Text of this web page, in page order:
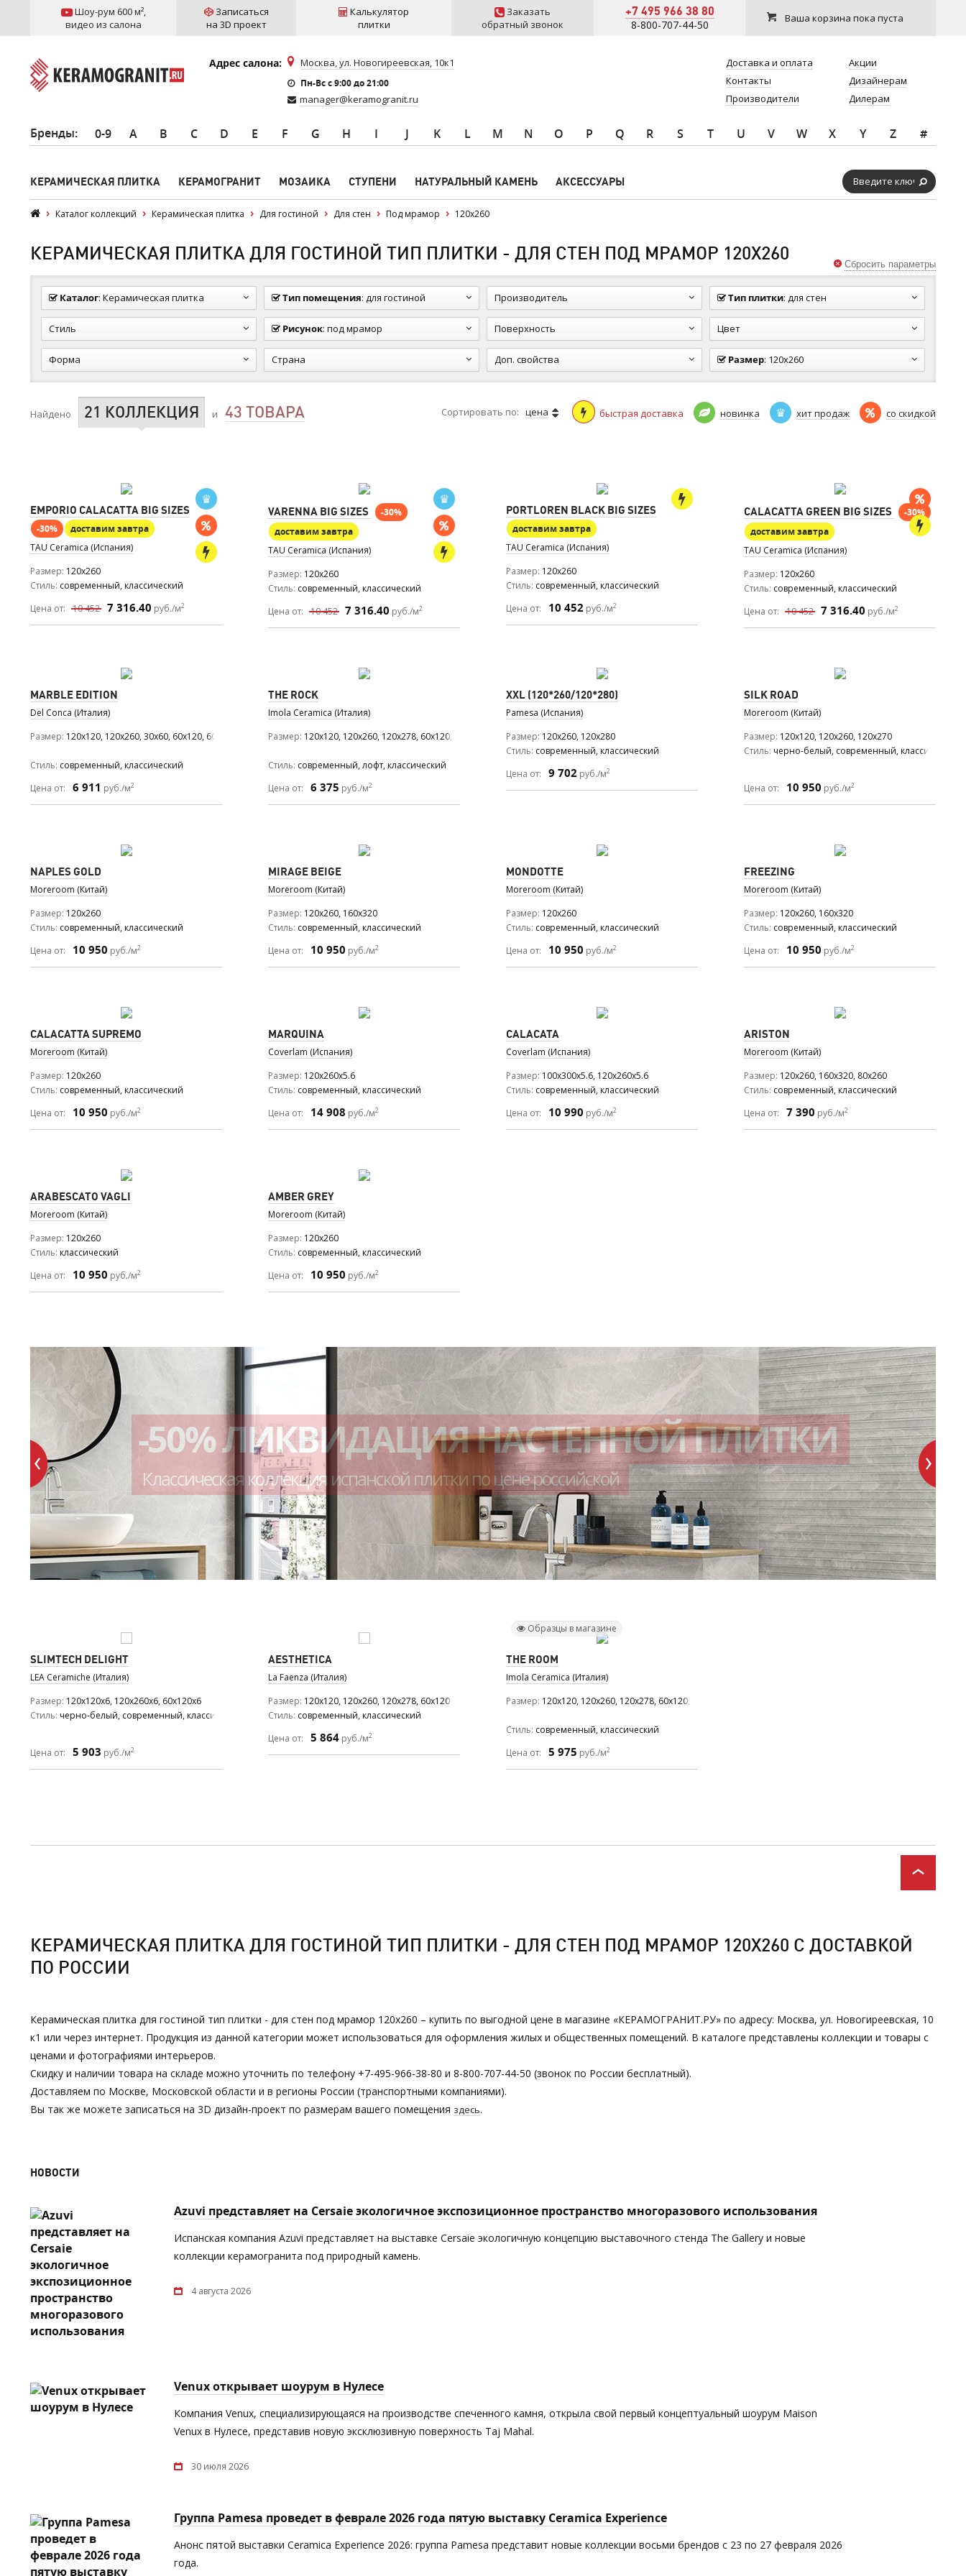
Шоу-рум 600 м²,
видео из салона
Записаться
на 3D проект
Калькулятор
плитки
Заказать
обратный звонок
+7 495 966 38 80
8-800-707-44-50 Ваша корзина пока пуста
Адрес салона: Москва, ул. Новогиреевская, 10к1
Пн-Вс c 9:00 до 21:00
manager@keramogranit.ru
Доставка и оплата
Контакты
Производители
Акции
Дизайнерам
Дилерам
Бренды: 0-9 A B C D E F G H I J K L M N O P Q R S T U V W X Y Z #
КЕРАМИЧЕСКАЯ ПЛИТКА КЕРАМОГРАНИТ МОЗАИКА СТУПЕНИ НАТУРАЛЬНЫЙ КАМЕНЬ АКСЕССУАРЫ
Каталог коллекций Керамическая плитка Для гостиной Для стен Под мрамор 120x260
КЕРАМИЧЕСКАЯ ПЛИТКА ДЛЯ ГОСТИНОЙ ТИП ПЛИТКИ - ДЛЯ СТЕН ПОД МРАМОР 120Х260
Каталог: Керамическая плитка Тип помещения: для гостиной Производитель Тип плитки: для стен
Стиль Рисунок: под мрамор Поверхность Цвет
Форма Страна Доп. свойства Размер: 120x260
Сбросить параметры
Найдено 21 КОЛЛЕКЦИЯ и 43 ТОВАРА Сортировать по: цена быстрая доставка новинка хит продаж со скидкой
EMPORIO CALACATTA BIG SIZES
-30%
доставим завтра
TAU Ceramica (Испания)
Размер 120x260
Стиль современный, классический
Цена от:
10 452 7 316.40 руб./м2
VARENNA BIG SIZES
-30%
доставим завтра
TAU Ceramica (Испания)
Размер 120x260
Стиль современный, классический
Цена от:
10 452 7 316.40 руб./м2
PORTLOREN BLACK BIG SIZES
доставим завтра
TAU Ceramica (Испания)
Размер 120x260
Стиль современный, классический
Цена от:
10 452 руб./м2
CALACATTA GREEN BIG SIZES
-30%
доставим завтра
TAU Ceramica (Испания)
Размер 120x260
Стиль современный, классический
Цена от:
10 452 7 316.40 руб./м2
MARBLE EDITION
Del Conca (Италия)
Размер 120x120, 120x260, 30x60, 60x120, 60x60
Стиль современный, классический
Цена от:
6 911 руб./м2
THE ROCK
Imola Ceramica (Италия)
Размер 120x120, 120x260, 120x278, 60x120, 60x60
Стиль современный, лофт, классический
Цена от:
6 375 руб./м2
XXL (120*260/120*280)
Pamesa (Испания)
Размер 120x260, 120x280
Стиль современный, классический
Цена от:
9 702 руб./м2
SILK ROAD
Moreroom (Китай)
Размер 120x120, 120x260, 120x270
Стиль черно-белый, современный, классический
Цена от: 10 950 руб./м2
NAPLES GOLD
Moreroom (Китай)
Размер 120x260
Стиль современный, классический
Цена от:
10 950 руб./м2
MIRAGE BEIGE
Moreroom (Китай)
Размер 120x260, 160x320
Стиль современный, классический
Цена от:
10 950 руб./м2
MONDOTTE
Moreroom (Китай)
Размер 120x260
Стиль современный, классический
Цена от:
10 950 руб./м2
FREEZING
Moreroom (Китай)
Размер 120x260, 160x320
Стиль современный, классический
Цена от:
10 950 руб./м2
CALACATTA SUPREMO
Moreroom (Китай)
Размер 120x260
Стиль современный, классический
Цена от:
10 950 руб./м2
MARQUINA
Coverlam (Испания)
Размер 120x260x5.6
Стиль современный, классический
Цена от:
14 908 руб./м2
CALACATA
Coverlam (Испания)
Размер 100x300x5.6, 120x260x5.6
Стиль современный, классический
Цена от:
10 990 руб./м2
ARISTON
Moreroom (Китай)
Размер 120x260, 160x320, 80x260
Стиль современный, классический
Цена от:
7 390 руб./м2
ARABESCATO VAGLI
Moreroom (Китай)
Размер 120x260
Стиль классический
Цена от:
10 950 руб./м2
AMBER GREY
Moreroom (Китай)
Размер 120x260
Стиль современный, классический
Цена от:
10 950 руб./м2
-50% ЛИКВИДАЦИЯ НАСТЕННОЙ ПЛИТКИ
Классическая коллекция испанской плитки по цене российской
SLIMTECH DELIGHT
LEA Ceramiche (Италия)
Размер 120x120x6, 120x260x6, 60x120x6
Стиль черно-белый, современный, классический
Цена от: 5 903 руб./м2
AESTHETICA
La Faenza (Италия)
Размер 120x120, 120x260, 120x278, 60x120
Стиль современный, классический
Цена от:
5 864 руб./м2
Образцы в магазине
THE ROOM
Imola Ceramica (Италия)
Размер 120x120, 120x260, 120x278, 60x120, 60x60
Стиль современный, классический
Цена от:
5 975 руб./м2
КЕРАМИЧЕСКАЯ ПЛИТКА ДЛЯ ГОСТИНОЙ ТИП ПЛИТКИ - ДЛЯ СТЕН ПОД МРАМОР 120Х260 С ДОСТАВКОЙ
ПО РОССИИ
Керамическая плитка для гостиной тип плитки - для стен под мрамор 120х260 – купить по выгодной цене в магазине «КЕРАМОГРАНИТ.РУ» по адресу: Москва, ул. Новогиреевская, 10
к1 или через интернет. Продукция из данной категории может использоваться для оформления жилых и общественных помещений. В каталоге представлены коллекции и товары с
ценами и фотографиями интерьеров.
Скидку и наличии товара на складе можно уточнить по телефону +7-495-966-38-80 и 8-800-707-44-50 (звонок по России бесплатный).
Доставляем по Москве, Московской области и в регионы России (транспортными компаниями).
Вы так же можете записаться на 3D дизайн-проект по размерам вашего помещения здесь.
НОВОСТИ
Azuvi представляет на Cersaie экологичное экспозиционное пространство многоразового использования
Испанская компания Azuvi представляет на выставке Cersaie экологичную концепцию выставочного стенда The Gallery и новые
коллекции керамогранита под природный камень.
4 августа 2026
Venux открывает шоурум в Нулесе
Компания Venux, специализирующаяся на производстве спеченного камня, открыла свой первый концептуальный шоурум Maison
Venux в Нулесе, представив новую эксклюзивную поверхность Taj Mahal.
30 июля 2026
Группа Pamesa проведет в феврале 2026 года пятую выставку Ceramica Experience
Анонс пятой выставки Ceramica Experience 2026: группа Pamesa представит новые коллекции восьми брендов с 23 по 27 февраля 2026
года.